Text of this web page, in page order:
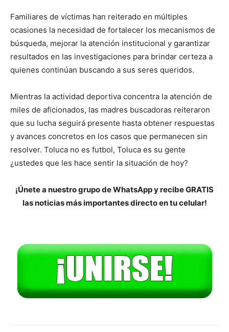
Familiares de víctimas han reiterado en múltiples
ocasiones la necesidad de fortalecer los mecanismos de
búsqueda, mejorar la atención institucional y garantizar
resultados en las investigaciones para brindar certeza a
quienes continúan buscando a sus seres queridos.
Mientras la actividad deportiva concentra la atención de
miles de aficionados, las madres buscadoras reiteraron
que su lucha seguirá presente hasta obtener respuestas
y avances concretos en los casos que permanecen sin
resolver. Toluca no es futbol, Toluca es su gente
¿ustedes que les hace sentir la situación de hoy?
¡Únete a nuestro grupo de WhatsApp y recibe GRATIS
las noticias más importantes directo en tu celular!